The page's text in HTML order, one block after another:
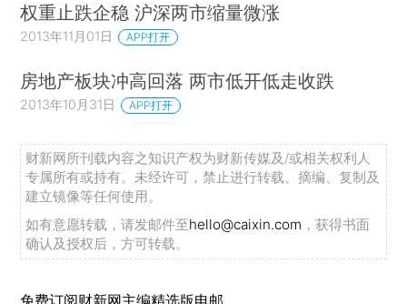
权重止跌企稳 沪深两市缩量微涨
2013年11月01日 APP打开
房地产板块冲高回落 两市低开低走收跌
2013年10月31日 APP打开
财新网所刊载内容之知识产权为财新传媒及/或相关权利人
专属所有或持有。未经许可，禁止进行转载、摘编、复制及
建立镜像等任何使用。
如有意愿转载，请发邮件至hello@caixin.com ，获得书面
确认及授权后，方可转载。